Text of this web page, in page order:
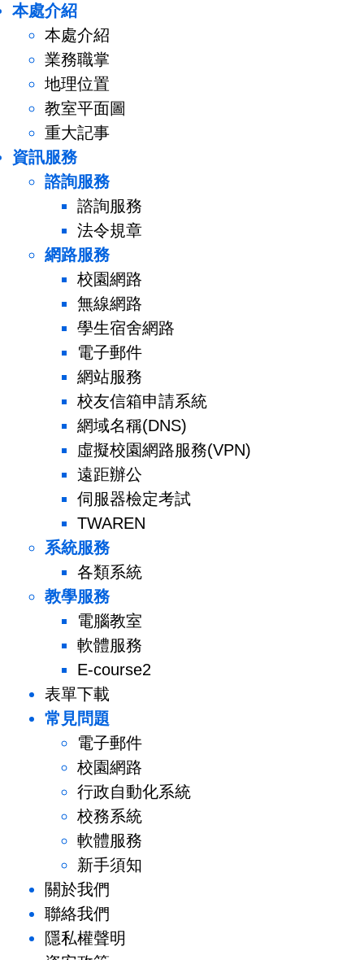
本處介紹
本處介紹
業務職掌
地理位置
教室平面圖
重大記事
資訊服務
諮詢服務
諮詢服務
法令規章
網路服務
校園網路
無線網路
學生宿舍網路
電子郵件
網站服務
校友信箱申請系統
網域名稱(DNS)
虛擬校園網路服務(VPN)
遠距辦公
伺服器檢定考試
TWAREN
系統服務
各類系統
教學服務
電腦教室
軟體服務
E-course2
表單下載
常見問題
電子郵件
校園網路
行政自動化系統
校務系統
軟體服務
新手須知
關於我們
聯絡我們
隱私權聲明